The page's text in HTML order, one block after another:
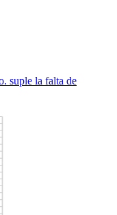
suple la falta de